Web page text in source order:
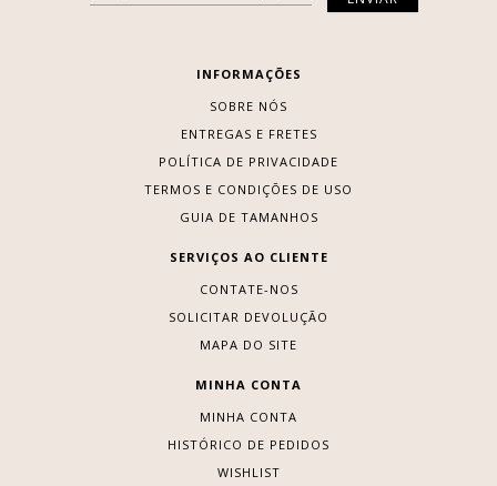
INFORMAÇÕES
SOBRE NÓS
ENTREGAS E FRETES
POLÍTICA DE PRIVACIDADE
TERMOS E CONDIÇÕES DE USO
GUIA DE TAMANHOS
SERVIÇOS AO CLIENTE
CONTATE-NOS
SOLICITAR DEVOLUÇÃO
MAPA DO SITE
MINHA CONTA
MINHA CONTA
HISTÓRICO DE PEDIDOS
WISHLIST